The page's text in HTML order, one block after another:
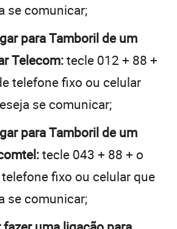
se comunicar;
para Tamboril de um
Telecom:tecle 012 + 88 +
telefone fixo ou celular
se comunicar;
para Tamboril de um
tecle 043 + 88 + o
fixo ou celular que
se comunicar;